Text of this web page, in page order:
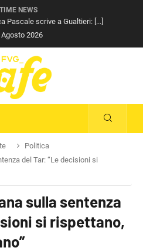
NEWS
Pascale scrive a Gualtieri: [...]
Agosto 2026
Politica
del Tar: “Le decisioni si
sulla sentenza
si rispettano,